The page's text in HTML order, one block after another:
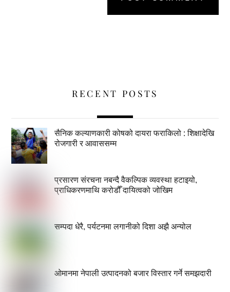
RECENT POSTS
सैनिक कल्याणकारी कोषको दायरा फराकिलो : शिक्षादेखि
रोजगारी र आवाससम्म
प्रसारण संरचना नबन्दै वैकल्पिक व्यवस्था हटाइयो,
प्राधिकरणमाथि करोडौँ दायित्वको जोखिम
सम्पदा धेरै, पर्यटनमा लगानीको दिशा अझै अन्योल
ओमानमा नेपाली उत्पादनको बजार विस्तार गर्ने समझदारी